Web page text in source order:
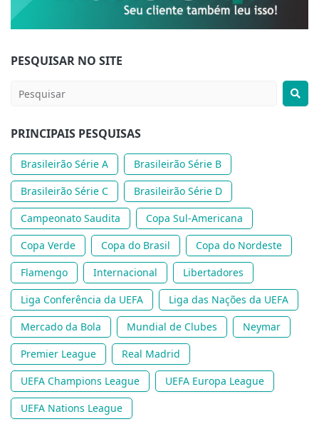
PESQUISAR NO SITE
PRINCIPAIS PESQUISAS
Brasileirão Série A
Brasileirão Série B
Brasileirão Série C
Brasileirão Série D
Campeonato Saudita
Copa Sul-Americana
Copa Verde
Copa do Brasil
Copa do Nordeste
Flamengo
Internacional
Libertadores
Liga Conferência da UEFA
Liga das Nações da UEFA
Mercado da Bola
Mundial de Clubes
Neymar
Premier League
Real Madrid
UEFA Champions League
UEFA Europa League
UEFA Nations League